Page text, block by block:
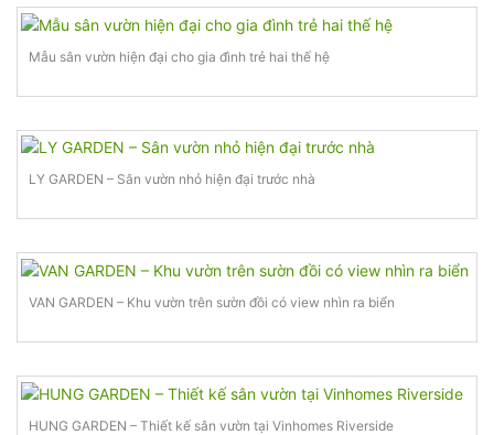
Mẫu sân vườn hiện đại cho gia đình trẻ hai thế hệ
LY GARDEN – Sân vườn nhỏ hiện đại trước nhà
VAN GARDEN – Khu vườn trên sườn đồi có view nhìn ra biển
HUNG GARDEN – Thiết kế sân vườn tại Vinhomes Riverside